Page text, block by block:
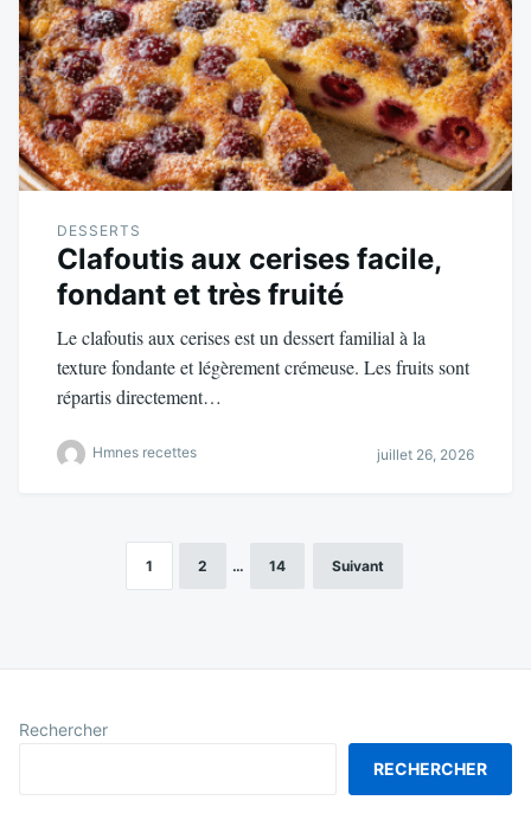
DESSERTS
Clafoutis aux cerises facile,
fondant et très fruité
Le clafoutis aux cerises est un dessert familial à la
texture fondante et légèrement crémeuse. Les fruits sont
répartis directement…
Hmnes recettes juillet 26, 2026
Pagination
1 2 … 14 Suivant
Rechercher
RECHERCHER